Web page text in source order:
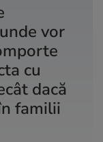
vor
cu
dacă
familii